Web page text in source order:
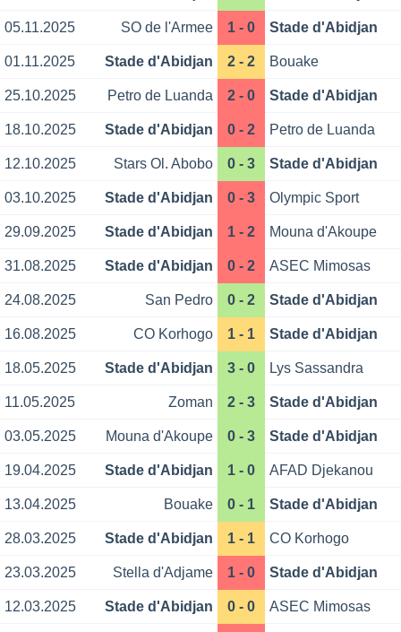
05.11.2025 SO de l'Armee 1 - 0 Stade d'Abidjan
01.11.2025 Stade d'Abidjan 2 - 2 Bouake
25.10.2025 Petro de Luanda 2 - 0 Stade d'Abidjan
18.10.2025 Stade d'Abidjan 0 - 2 Petro de Luanda
12.10.2025 Stars Ol. Abobo 0 - 3 Stade d'Abidjan
03.10.2025 Stade d'Abidjan 0 - 3 Olympic Sport
29.09.2025 Stade d'Abidjan 1 - 2 Mouna d'Akoupe
31.08.2025 Stade d'Abidjan 0 - 2 ASEC Mimosas
24.08.2025 San Pedro 0 - 2 Stade d'Abidjan
16.08.2025 CO Korhogo 1 - 1 Stade d'Abidjan
18.05.2025 Stade d'Abidjan 3 - 0 Lys Sassandra
11.05.2025 Zoman 2 - 3 Stade d'Abidjan
03.05.2025 Mouna d'Akoupe 0 - 3 Stade d'Abidjan
19.04.2025 Stade d'Abidjan 1 - 0 AFAD Djekanou
13.04.2025 Bouake 0 - 1 Stade d'Abidjan
28.03.2025 Stade d'Abidjan 1 - 1 CO Korhogo
23.03.2025 Stella d'Adjame 1 - 0 Stade d'Abidjan
12.03.2025 Stade d'Abidjan 0 - 0 ASEC Mimosas